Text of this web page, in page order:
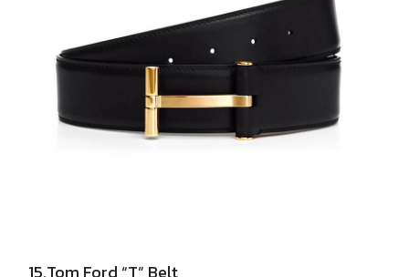
15.Tom Ford “T” Belt